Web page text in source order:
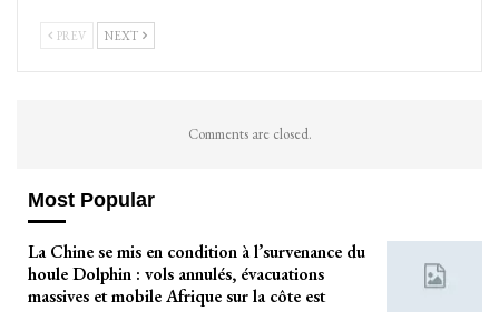
PREV NEXT
Comments are closed.
Most Popular
La Chine se mis en condition à l’survenance du
houle Dolphin : vols annulés, évacuations
massives et mobile Afrique sur la côte est